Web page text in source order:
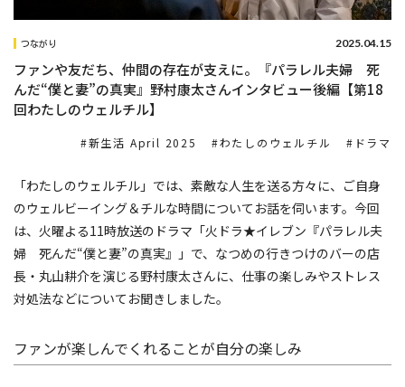
つながり 2025.04.15
ファンや友だち、仲間の存在が支えに。『パラレル夫婦 死
んだ“僕と妻”の真実』野村康太さんインタビュー後編【第18
回わたしのウェルチル】
新生活 April 2025 わたしのウェルチル ドラマ
「わたしのウェルチル」では、素敵な人生を送る方々に、ご自身
のウェルビーイング＆チルな時間についてお話を伺います。今回
は、火曜よる11時放送のドラマ「火ドラ★イレブン『パラレル夫
婦 死んだ“僕と妻”の真実』」で、なつめの行きつけのバーの店
長・丸山耕介を演じる野村康太さんに、仕事の楽しみやストレス
対処法などについてお聞きしました。
ファンが楽しんでくれることが自分の楽しみ